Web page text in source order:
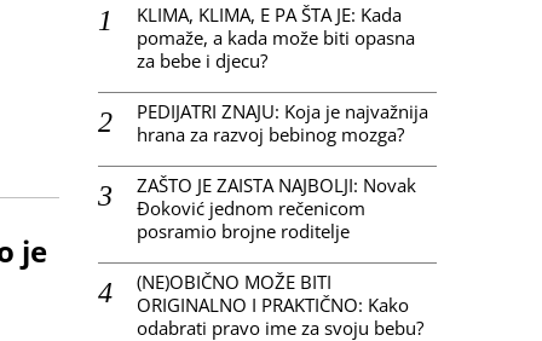
je
KLIMA, KLIMA, E PA ŠTA JE: Kada
pomaže, a kada može biti opasna
za bebe i djecu?
PEDIJATRI ZNAJU: Koja je najvažnija
hrana za razvoj bebinog mozga?
ZAŠTO JE ZAISTA NAJBOLJI: Novak
Đoković jednom rečenicom
posramio brojne roditelje
(NE)OBIČNO MOŽE BITI
ORIGINALNO I PRAKTIČNO: Kako
odabrati pravo ime za svoju bebu?